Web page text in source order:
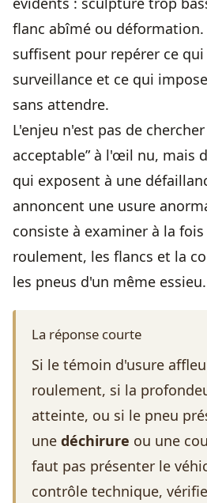
flanc abîmé ou
suffisent pour repérer ce
surveillance et ce qui
sans attendre.
L'enjeu n'est pas de
acceptable” à l'œil nu, mais
qui exposent à une
annoncent une usure
consiste à examiner à la
roulement, les flancs et la
les pneus d'un même essieu.
La réponse courte
Si le témoin d'usure
roulement, si la
atteinte, ou si le pneu
une déchirure ou une
faut pas présenter le
contrôle technique,